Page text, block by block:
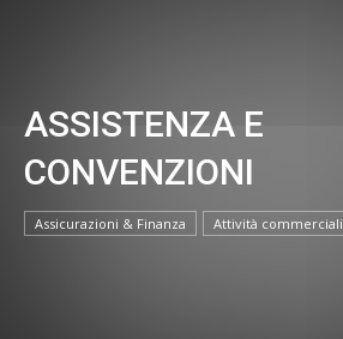
ASSISTENZA E
CONVENZIONI
Assicurazioni & Finanza Attività commerciali